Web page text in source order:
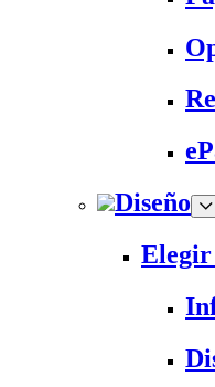
Diseño
Elegir